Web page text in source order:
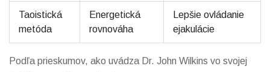
Taoistická
metóda
Energetická
rovnováha
Lepšie ovládanie
ejakulácie
Podľa prieskumov, ako uvádza Dr. John Wilkins vo svojej